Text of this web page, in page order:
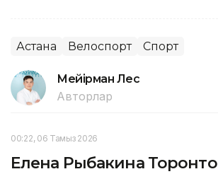
Астана Велоспорт Спорт
Мейірман Лес
Авторлар
00:22, 06 Тамыз 2026
Елена Рыбакина Торонто